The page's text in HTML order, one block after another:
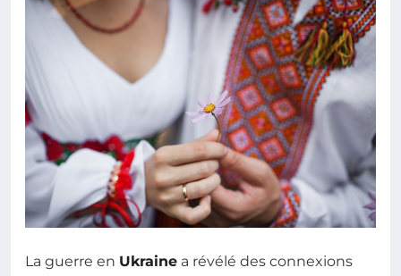
La guerre en Ukraine a révélé des connexions